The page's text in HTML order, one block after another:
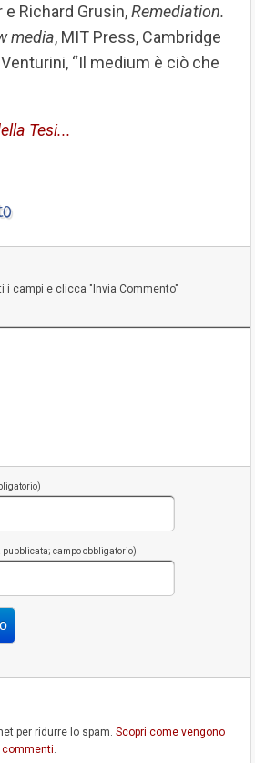
e Richard Grusin,Remediation.
media, MIT Press, Cambridge
“Il medium è ciò che
Tesi...
i campi e clicca "Invia Commento"
pubblicata; campo obbligatorio)
per ridurre lo spam.Scopri come vengono
commenti